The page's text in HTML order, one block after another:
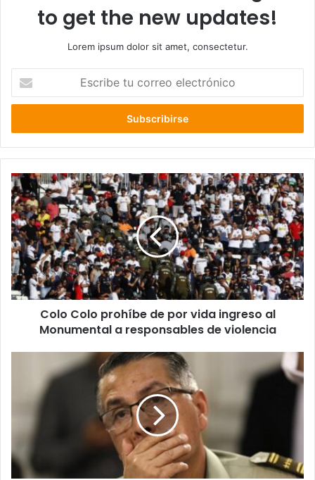
to get the new updates!
Lorem ipsum dolor sit amet, consectetur.
correo
Colo
Colo
prohíbe
de
por
vida
ingreso
al
Monumental
responsables
Colo Colo prohíbe de por vida ingreso al
Monumental a responsables de violencia
General
debe
declarar